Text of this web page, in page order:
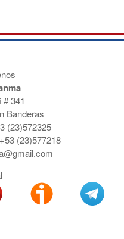
341
Banderas
(23)572325
(23)577218